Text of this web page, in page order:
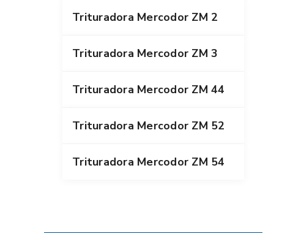
Trituradora Mercodor ZM 2
Trituradora Mercodor ZM 3
Trituradora Mercodor ZM 44
Trituradora Mercodor ZM 52
Trituradora Mercodor ZM 54